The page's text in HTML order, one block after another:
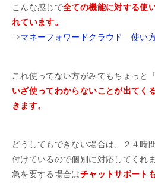
こんな感じで全ての機能に対する使
れています。
⇒マネーフォワードクラウド 使い
これ使ってない方がみてもちょっと
いざ使ってわからないことが出てく
きます。
どうしてもできない場合は、２４時
付けているので個別に対応してくれま
急を要する場合はチャットサポート